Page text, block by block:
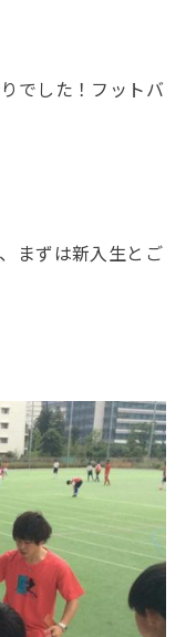
でした！フットバ
まずは新入生とご